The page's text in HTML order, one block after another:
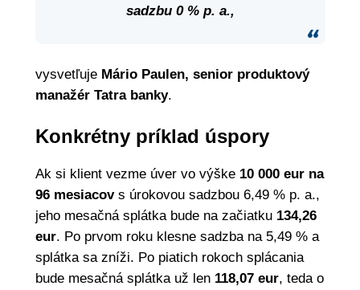
sadzbu 0 % p. a.,
vysvetľuje Mário Paulen, senior produktový
manažér Tatra banky.
Konkrétny príklad úspory
Ak si klient vezme úver vo výške 10 000 eur na
96 mesiacovs úrokovou sadzbou 6,49 % p. a.,
jeho mesačná splátka bude na začiatku 134,26
eur. Po prvom roku klesne sadzba na 5,49 % a
splátka sa zníži. Po piatich rokoch splácania
bude mesačná splátka už len 118,07 eur, teda o